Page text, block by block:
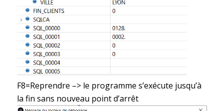
F8=Reprendre –> le programme s’exécute jusqu’à
la fin sans nouveau point d’arrêt